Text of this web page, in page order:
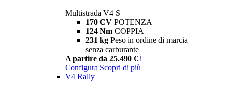
Multistrada V4 S
170 CV POTENZA
124 Nm COPPIA
231 kg Peso in ordine di marcia
senza carburante
A partire da 25.490 € i
Configura Scopri di più
V4 Rally